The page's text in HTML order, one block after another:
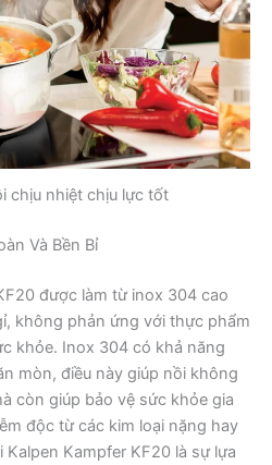
chịu nhiệt chịu lực tốt
Và Bền Bỉ
được làm từ inox 304 cao
không phản ứng với thực phẩm
khỏe. Inox 304 có khả năng
mòn, điều này giúp nồi không
còn giúp bảo vệ sức khỏe gia
độc từ các kim loại nặng hay
Kampfer KF20 là sự lựa